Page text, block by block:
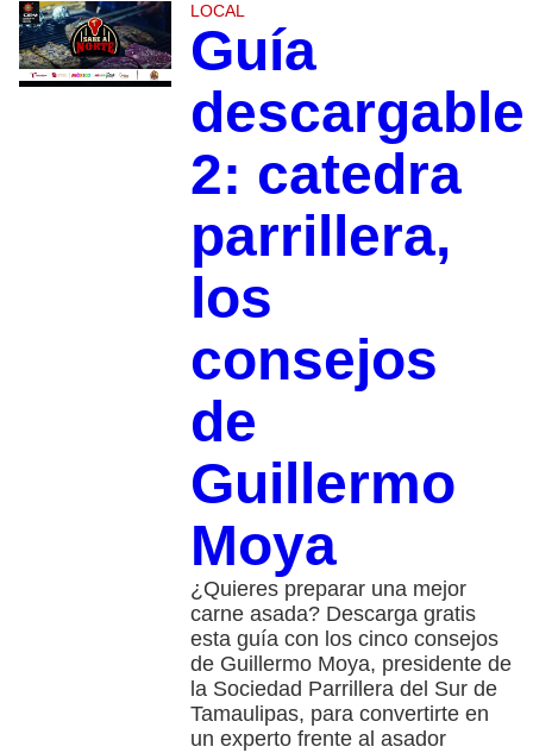
LOCAL
Guía
descargable
2: catedra
parrillera,
los
consejos
de
Guillermo
Moya
¿Quieres preparar una mejor
carne asada? Descarga gratis
esta guía con los cinco consejos
de Guillermo Moya, presidente de
la Sociedad Parrillera del Sur de
Tamaulipas, para convertirte en
un experto frente al asador